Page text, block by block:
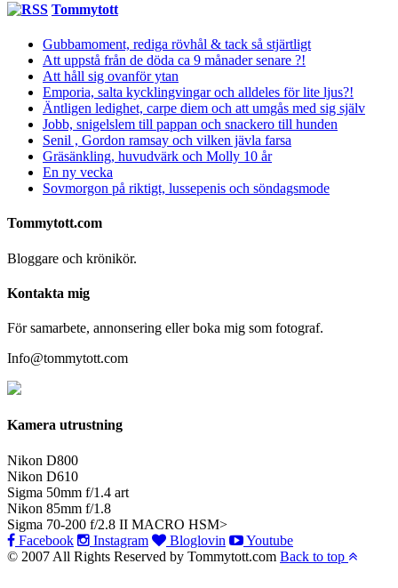
Tommytott
Gubbamoment, rediga rövhål & tack så stjärtligt
Att uppstå från de döda ca 9 månader senare ?!
Att håll sig ovanför ytan
Emporia, salta kycklingvingar och alldeles för lite ljus?!
Äntligen ledighet, carpe diem och att umgås med sig själv
Jobb, snigelslem till pappan och snackero till hunden
Senil , Gordon ramsay och vilken jävla farsa
Gräsänkling, huvudvärk och Molly 10 år
En ny vecka
Sovmorgon på riktigt, lussepenis och söndagsmode
Tommytott.com
Bloggare och krönikör.
Kontakta mig
För samarbete, annonsering eller boka mig som fotograf.
Info@tommytott.com
Kamera utrustning
Nikon D800
Nikon D610
Sigma 50mm f/1.4 art
Nikon 85mm f/1.8
Sigma 70-200 f/2.8 II MACRO HSM>
Facebook
Instagram Bloglovin
Youtube
© 2007 All Rights Reserved by Tommytott.com Back to top